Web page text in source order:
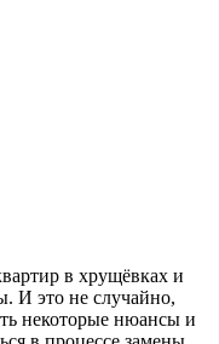
в хрущёвках и
И это не случайно,
некоторые нюансы и